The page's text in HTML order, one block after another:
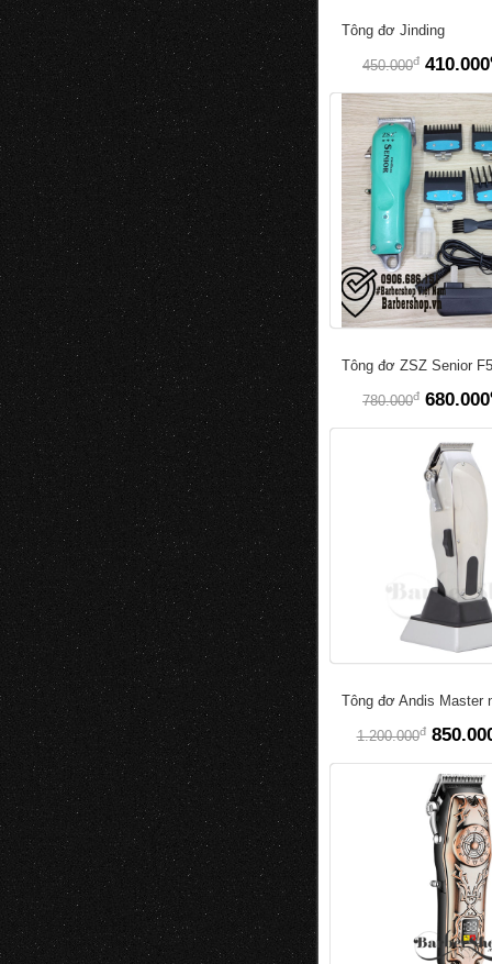
Tông đơ Jinding
450.000đ 410.000
Tông đơ ZSZ Senior
780.000đ 680.000
Tông đơ Andis Master
1.200.000đ